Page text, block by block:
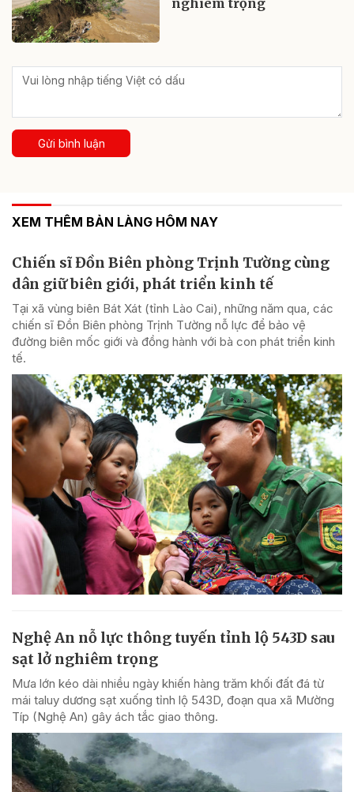
nghiêm trọng
Gửi bình luận
XEM THÊM BẢN LÀNG HÔM NAY
Chiến sĩ Đồn Biên phòng Trịnh Tường cùng
dân giữ biên giới, phát triển kinh tế
Tại xã vùng biên Bát Xát (tỉnh Lào Cai), những năm qua, các
chiến sĩ Đồn Biên phòng Trịnh Tường nỗ lực để bảo vệ
đường biên mốc giới và đồng hành với bà con phát triển kinh
tế.
Nghệ An nỗ lực thông tuyến tỉnh lộ 543D sau
sạt lở nghiêm trọng
Mưa lớn kéo dài nhiều ngày khiến hàng trăm khối đất đá từ
mái taluy dương sạt xuống tỉnh lộ 543D, đoạn qua xã Mường
Típ (Nghệ An) gây ách tắc giao thông.